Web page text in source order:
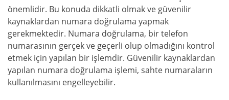
önemlidir. Bu konuda dikkatli olmak ve güvenilir
kaynaklardan numara doğrulama yapmak
gerekmektedir. Numara doğrulama, bir telefon
numarasının gerçek ve geçerli olup olmadığını kontrol
etmek için yapılan bir işlemdir. Güvenilir kaynaklardan
yapılan numara doğrulama işlemi, sahte numaraların
kullanılmasını engelleyebilir.